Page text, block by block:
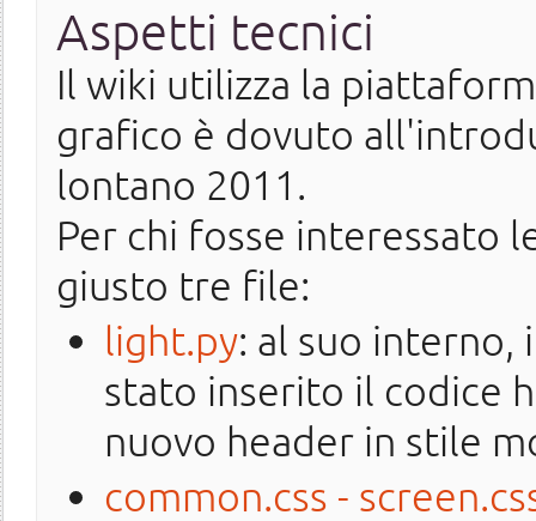
Aspetti tecnici
Il wiki utilizza la
grafico è dovuto
lontano 2011.
Per chi fosse interessato
giusto tre file:
light.py: al suo interno,
stato inserito il codice
nuovo header in stile
common.css -